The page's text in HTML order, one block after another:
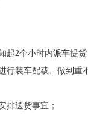
起2个小时内派车提
行装车配载、做到
排送货事宜；